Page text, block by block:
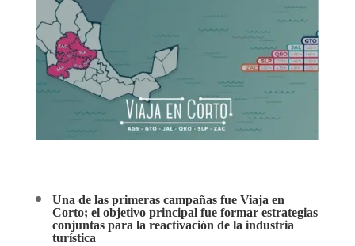
Una de las primeras campañas fue Viaja en
Corto; el objetivo principal fue formar estrategias
conjuntas para la reactivación de la industria
turística